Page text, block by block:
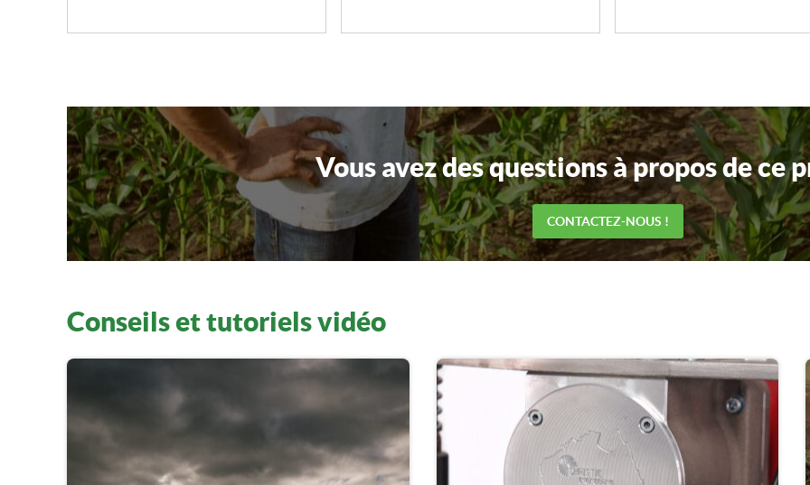
Vous avez des questions à propos de ce
CONTACTEZ-NOUS !
Conseils et tutoriels vidéo